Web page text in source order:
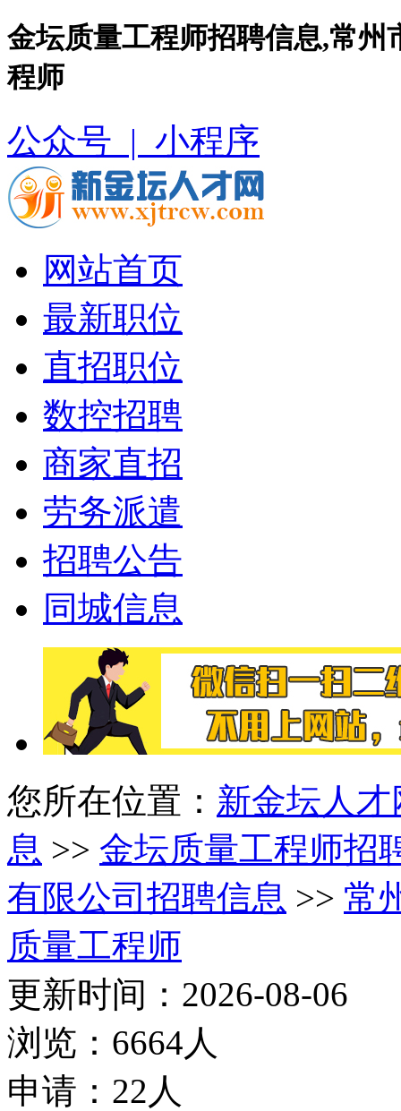
金坛质量工程师招聘信息,常
程师
公众号 | 小程序
网站首页
最新职位
直招职位
数控招聘
商家直招
劳务派遣
招聘公告
同城信息
您所在位置： 新金坛人才
息 >> 金坛质量工程师招
有限公司招聘信息 >> 常
质量工程师
更新时间：2026-08-06
浏览：6664人
申请：22人